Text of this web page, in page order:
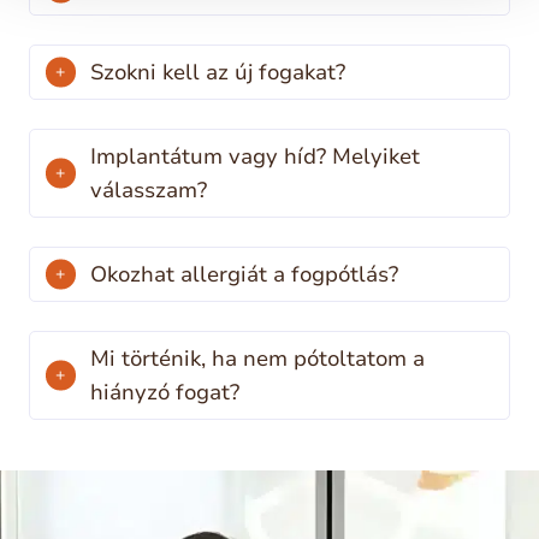
Szokni kell az új fogakat?
Implantátum vagy híd? Melyiket
válasszam?
Okozhat allergiát a fogpótlás?
Mi történik, ha nem pótoltatom a
hiányzó fogat?